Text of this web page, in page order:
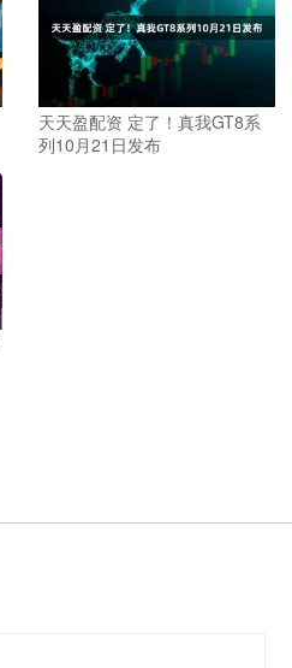
天天盈配资 定了！真我GT8系
列10月21日发布